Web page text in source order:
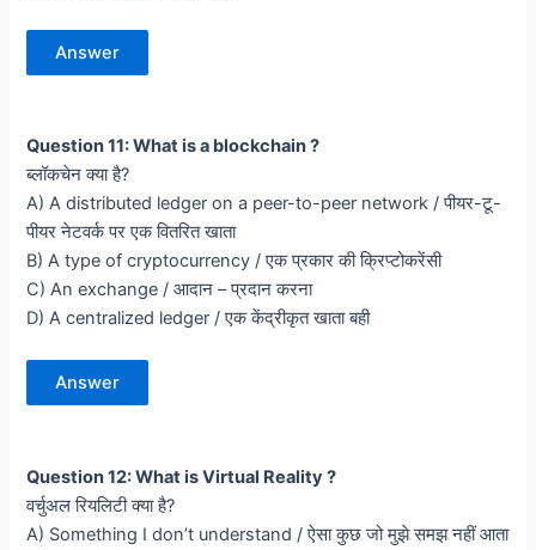
Answer
Question 11: What is a blockchain ?
ब्लॉकचेन क्या है?
A) A distributed ledger on a peer-to-peer network / पीयर-टू-
पीयर नेटवर्क पर एक वितरित खाता
B) A type of cryptocurrency / एक प्रकार की क्रिप्टोकरेंसी
C) An exchange / आदान – प्रदान करना
D) A centralized ledger / एक केंद्रीकृत खाता बही
Answer
Question 12: What is Virtual Reality ?
वर्चुअल रियलिटी क्या है?
A) Something I don’t understand / ऐसा कुछ जो मुझे समझ नहीं आता